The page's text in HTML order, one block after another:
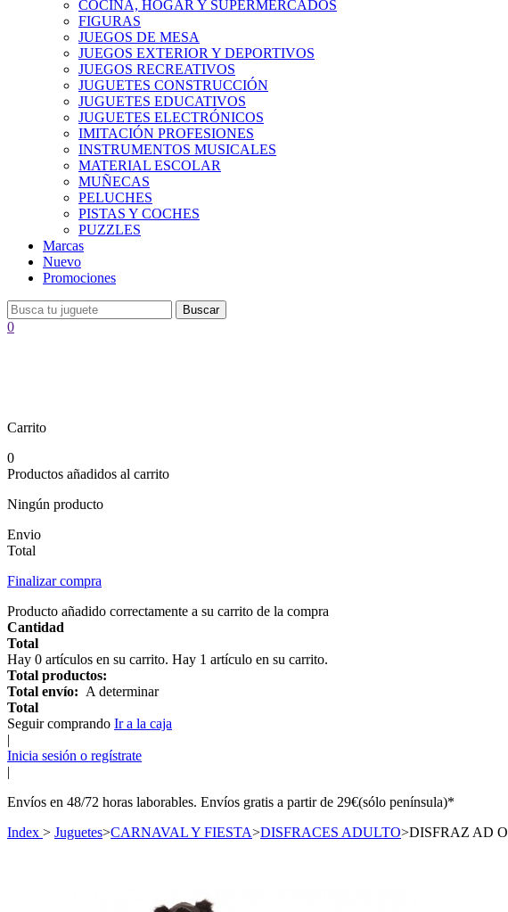
COCINA, HOGAR Y SUPERMERCADOS
FIGURAS
JUEGOS DE MESA
JUEGOS EXTERIOR Y DEPORTIVOS
JUEGOS RECREATIVOS
JUGUETES CONSTRUCCIÓN
JUGUETES EDUCATIVOS
JUGUETES ELECTRÓNICOS
IMITACIÓN PROFESIONES
INSTRUMENTOS MUSICALES
MATERIAL ESCOLAR
MUÑECAS
PELUCHES
PISTAS Y COCHES
PUZZLES
Marcas
Nuevo
Promociones
Buscar
0
Carrito
0
Productos añadidos al carrito
Ningún producto
Envio
Total
Finalizar compra
Producto añadido correctamente a su carrito de la compra
Cantidad
Total
Hay 0 artículos en su carrito. Hay 1 artículo en su carrito.
Total productos:
Total envío: A determinar
Total
Seguir comprando Ir a la caja
|
Inicia sesión o regístrate
|
Envíos en 48/72 horas laborables. Envíos gratis a partir de 29€(sólo península)*
Index > Juguetes>CARNAVAL Y FIESTA>DISFRACES ADULTO>DISFRAZ AD